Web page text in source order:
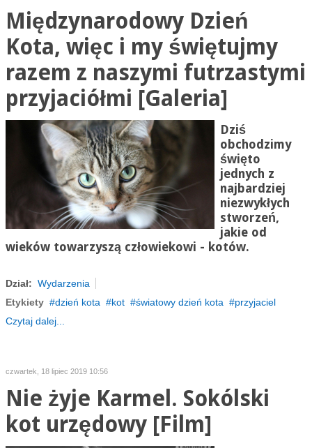
Międzynarodowy Dzień
Kota, więc i my świętujmy
razem z naszymi futrzastymi
przyjaciółmi [Galeria]
Dziś
obchodzimy
święto
jednych z
najbardziej
niezwykłych
stworzeń,
jakie od
wieków towarzyszą człowiekowi - kotów.
Dział: Wydarzenia
Etykiety
dzień kota kot światowy dzień kota
przyjaciel
Czytaj dalej...
czwartek, 18 lipiec 2019 10:56
Nie żyje Karmel. Sokólski
kot urzędowy [Film]